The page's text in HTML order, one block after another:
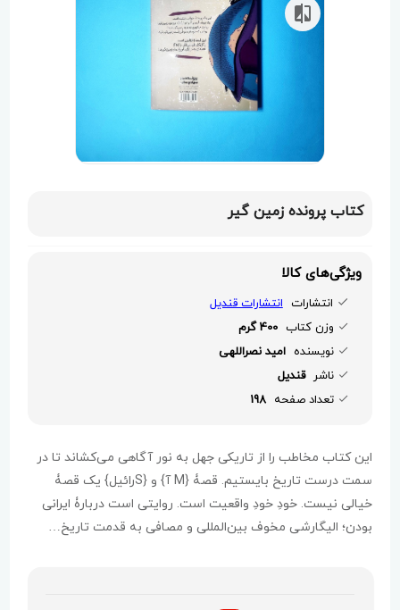
کتاب پرونده زمین گیر
ویژگی‌های کالا
انتشارات انتشارات قندیل
وزن کتاب 400 گرم
نویسنده امید نصراللهی
ناشر قندیل
تعداد صفحه 198
این کتاب مخاطب را از تاریکی جهل به نور آگاهی می‌کشاند تا در
سمت درست تاریخ بایستیم. قصۀ {M آ} و {Sرائیل} یک قصۀ
خیالی نیست. خودِ خودِ واقعیت است. روایتی است دربارۀ ایرانی
بودن؛ الیگارشی مخوف بین‌المللی و مصافی به قدمت تاریخ…